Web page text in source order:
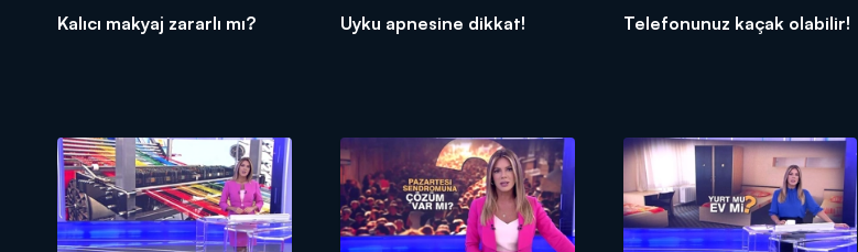
Kalıcı makyaj zararlı mı? Uyku apnesine dikkat! Telefonunuz kaçak olabilir!